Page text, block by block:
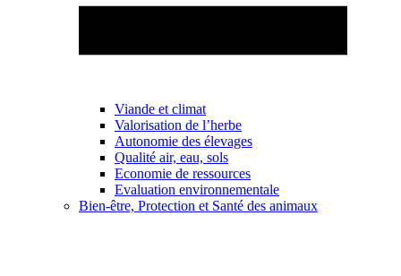
Viande et climat
Valorisation de l’herbe
Autonomie des élevages
Qualité air, eau, sols
Economie de ressources
Evaluation environnementale
Bien-être, Protection et Santé des animaux